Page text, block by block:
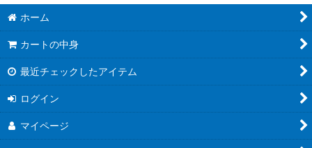
ホーム
カートの中身
最近チェックしたアイテム
ログイン
マイページ